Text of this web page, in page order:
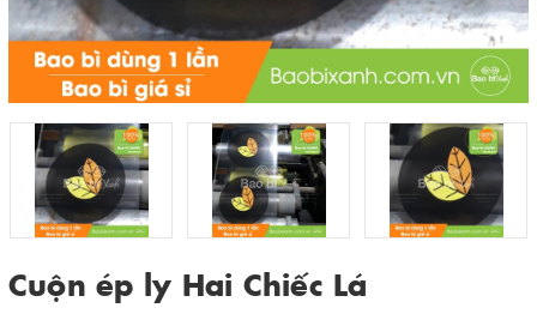
Cuộn ép ly Hai Chiếc Lá